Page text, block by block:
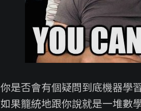
你是否會有個疑問到底機器學
如果籠統地跟你說就是一堆數